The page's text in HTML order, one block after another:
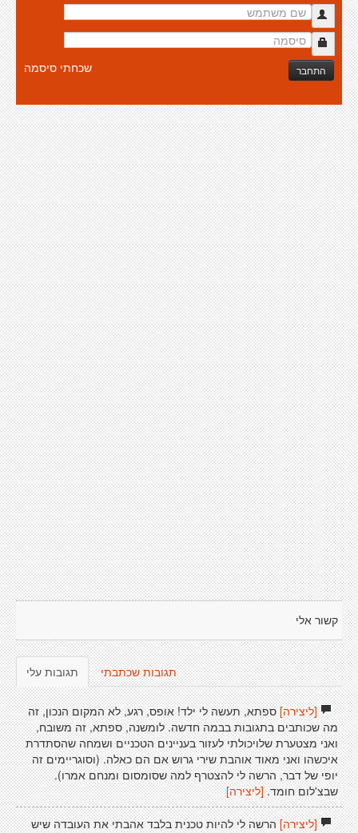
התחבר שכחתי סיסמה
קשור אלי
תגובות עלי תגובות שכתבתי
[ליצירה]ספתא, תעשה לי ילד! אופס, רגע, לא המקום הנכון, זה
מה שכותבים בתגובות בבמה חדשה. לומשנה, ספתא, זה משובח,
ואני מצטערת שלויכולתי לעזור בעניינים הטכניים ושמחה שהסתדרת
איכשהו ואני מאוד אוהבת שירי גרוש אם הם כאלה. (וסוגריימים זה
יופי של דבר, הרשה לי להצטרף למה שסומסום ומנחם אמרו).
שבצ'לום חומד. [ליצירה]
[ליצירה]הרשה לי להיות טכנית בלבד אהבתי את העובדה שיש